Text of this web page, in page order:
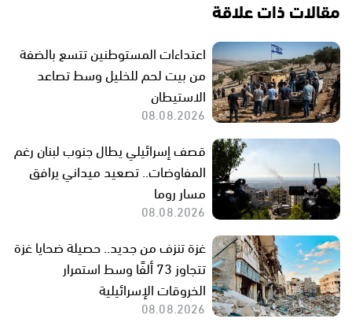
مقالات ذات علاقة
اعتداءات المستوطنين تتسع بالضفة
من بيت لحم للخليل وسط تصاعد
الاستيطان
08.08.2026
قصف إسرائيلي يطال جنوب لبنان رغم
المفاوضات.. تصعيد ميداني يرافق
مسار روما
08.08.2026
غزة تنزف من جديد.. حصيلة ضحايا غزة
تتجاوز 73 ألفًا وسط استمرار
الخروقات الإسرائيلية
08.08.2026